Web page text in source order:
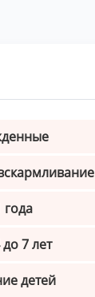
года
7 лет
детей